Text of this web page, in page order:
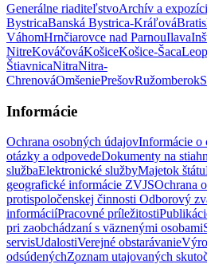
Generálne riaditeľstvoArchív a
BystricaBanská Bystrica-Kráľová
VáhomHrnčiarovce nad ParnouIlava
NitreKováčováKošiceKošice-Šaca
ŠtiavnicaNitraNitra-
ChrenováOmšeniePrešovRužomberok
Informácie
Ochrana osobných údajovInformácie o
otázky a odpovedeDokumenty na
službaElektronické službyMajetok štátu
geografické informácie ZVJSOchrana
protispoločenskej činnosti Odborový
informáciíPracovné príležitosti
pri zaobchádzaní s väznenými osobami
servisUdalostiVerejné obstarávanie
odsúdenýchZoznam utajovaných